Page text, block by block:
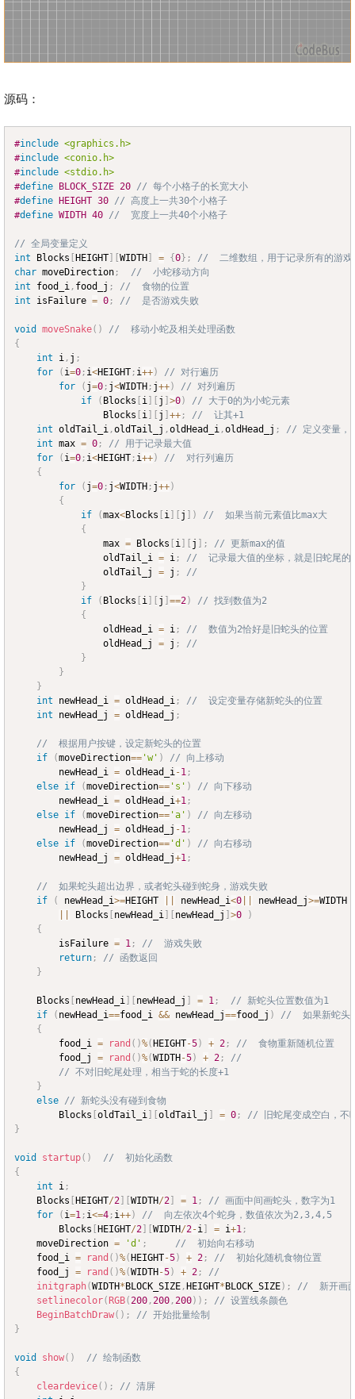
源码：
#include <graphics.h>
#include <conio.h>
#include <stdio.h>
#define BLOCK_SIZE 20 // 每个小格子的长宽大小
#define HEIGHT 30 // 高度上一共30个小格子
#define WIDTH 40 //  宽度上一共40个小格子
// 全局变量定义
int Blocks HEIGHT WIDTH = {0 } ;
//  二维数组，用于记录所有的游戏
char moveDirection ;
//  小蛇移动方向
int food_i , food_j ;
//  食物的位置
int isFailure = 0 ; //  是否游戏失败
void moveSnake( )
//  移动小蛇及相关处理函数
{
int i , j ;
for
( i=0 ; i<HEIGHT ; i++)
// 对行遍历
for
( j=0 ; j<WIDTH ; j++)
// 对列遍历
if
( Blocks i j >0)
// 大于0的为小蛇元素
				Blocks
i j ++ ;
//  让其+1
int oldTail_i ,oldTail_j ,oldHead_i ,oldHead_j ;
// 定义变量，
int max = 0 ;
// 用于记录最大值
for
( i=0 ; i<HEIGHT ; i++)
//  对行列遍历
{
for
( j=0 ; j<WIDTH ; j++)
{
if
(max<Blocks i j )
//  如果当前元素值比max大
{
				max
= Blocks i j ;
// 更新max的值
				oldTail_i
= i ;
//  记录最大值的坐标，就是旧蛇尾的
				oldTail_j
= j ;
//
}
if
( Blocks i j ==2)
// 找到数值为2
{
				oldHead_i
= i ;
//  数值为2恰好是旧蛇头的位置
				oldHead_j
= j ;
//
}
}
}
int newHead_i = oldHead_i ;
//  设定变量存储新蛇头的位置
int newHead_j = oldHead_j ;
//  根据用户按键，设定新蛇头的位置
if
(moveDirection== 'w' )
// 向上移动
		newHead_i
= oldHead_i-1 ;
else if (moveDirection== 's' )
// 向下移动
		newHead_i
= oldHead_i+1 ;
else if (moveDirection== 'a' )
// 向左移动
		newHead_j
= oldHead_j -1 ;
else if (moveDirection== 'd' )
// 向右移动
		newHead_j
= oldHead_j+1 ;
//  如果蛇头超出边界，或者蛇头碰到蛇身，游戏失败
if
( newHead_i>=HEIGHT newHead_i<0 newHead_j>=WIDTH
Blocks newHead_i newHead_j >0
)
{
		isFailure
= 1 ;
//  游戏失败
return ;
// 函数返回
}
	Blocks
newHead_i newHead_j = 1 ;
if
( newHead_i==food_i && newHead_j==food_j )
//  如果新蛇头
{
		food_i
= rand ( )%( HEIGHT-5) + 2 ;
//  食物重新随机位置
		food_j
= rand ( )%(WIDTH -5) + 2 ;
//
// 不对旧蛇尾处理，相当于蛇的长度+1
}
else // 新蛇头没有碰到食物
		Blocks
oldTail_i oldTail_j = 0 ;
// 旧蛇尾变成空白，不
}
void startup( )
//  初始化函数
{
int i ;
	Blocks
HEIGHT/2 WIDTH/2 = 1 ;
// 画面中间画蛇头，数字为1
for
( i=1 ; i<=4 ; i++)
//  向左依次4个蛇身，数值依次为2,3,4,5
		Blocks
HEIGHT/2 WIDTH/2-i = i+1 ;
	moveDirection
= 'd' ;
//  初始向右移动
	food_i
= rand ( )%( HEIGHT-5) + 2 ;
//  初始化随机食物位置
	food_j
= rand ( )%(WIDTH -5) + 2 ;
//
initgraph(WIDTH* BLOCK_SIZE , HEIGHT* BLOCK_SIZE) ;
//  新开画
setlinecolor( RGB(200 ,200 ,200) ) ;
// 设置线条颜色
BeginBatchDraw( ) ;
// 开始批量绘制
}
void show( )
// 绘制函数
{
cleardevice( ) ;
// 清屏